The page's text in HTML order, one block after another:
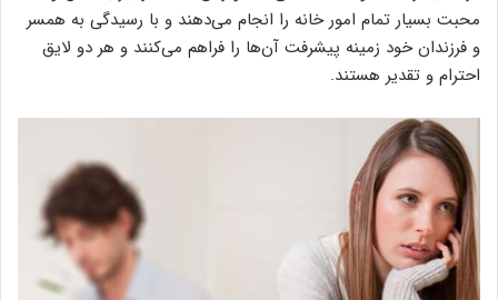
محبت بسیار تمام امور خانه را انجام می‌دهند و با رسیدگی به همسر
و فرزندان خود زمینه پیشرفت آن‌ها را فراهم می‌کنند و هر دو لایق
احترام و تقدیر هستند.